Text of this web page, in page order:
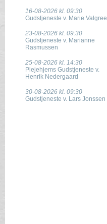
16-08-2026 kl. 09:30
Gudstjeneste v. Marie
23-08-2026 kl. 09:30
Gudstjeneste v. Marianne
Rasmussen
25-08-2026 kl. 14:30
Plejehjems Gudstjeneste v.
Henrik Nedergaard
30-08-2026 kl. 09:30
Gudstjeneste v. Lars Jonssen